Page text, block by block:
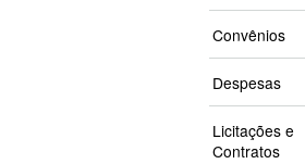
Convênios
Despesas
Licitações e
Contratos